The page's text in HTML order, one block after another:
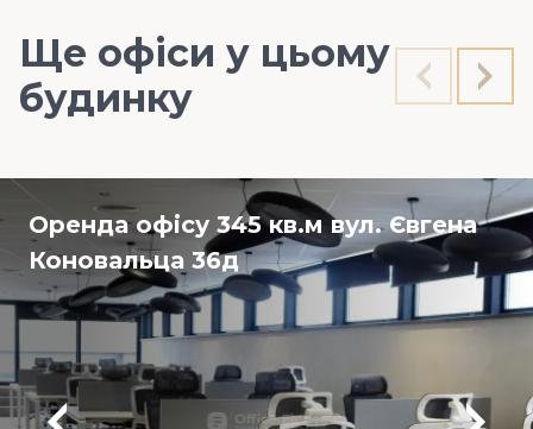
Ще офіси у цьому
будинку
Оренда офісу 345 кв.м вул. Євгена
Коновальца 36д